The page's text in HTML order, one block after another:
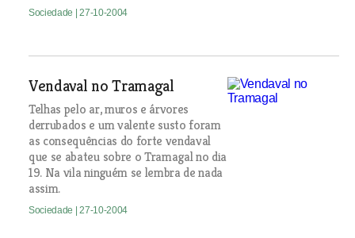
Sociedade | 27-10-2004
Vendaval no Tramagal
Telhas pelo ar, muros e árvores
derrubados e um valente susto foram
as consequências do forte vendaval
que se abateu sobre o Tramagal no dia
19. Na vila ninguém se lembra de nada
assim.
Sociedade | 27-10-2004